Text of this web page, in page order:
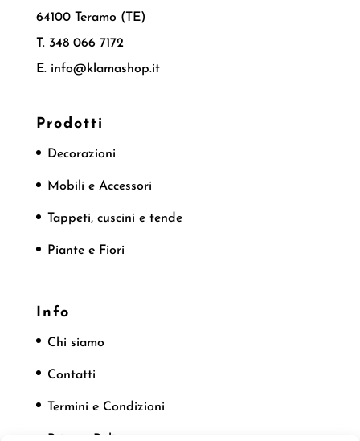
64100 Teramo (TE)
T. 348 066 7172
E. info@klamashop.it
Prodotti
Decorazioni
Mobili e Accessori
Tappeti, cuscini e tende
Piante e Fiori
Info
Chi siamo
Contatti
Termini e Condizioni